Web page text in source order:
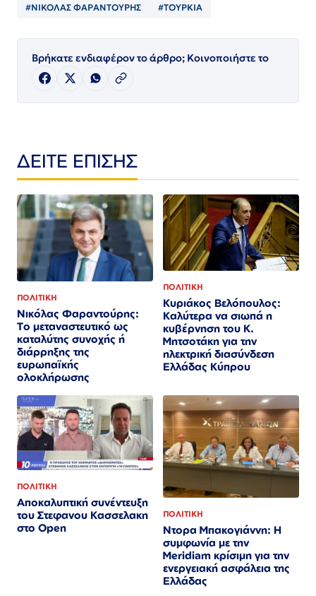
#ΝΙΚΟΛΑΣ ΦΑΡΑΝΤΟΥΡΗΣ #ΤΟΥΡΚΙΑ
Βρήκατε ενδιαφέρον το άρθρο; Κοινοποιήστε το
ΔΕΙΤΕ ΕΠΙΣΗΣ
ΠΟΛΙΤΙΚΗ
Νικόλας Φαραντούρης:
Το μεταναστευτικό ως
καταλύτης συνοχής ή
διάρρηξης της
ευρωπαϊκής
ολοκλήρωσης
ΠΟΛΙΤΙΚΗ
Κυριάκος Βελόπουλος:
Καλύτερα να σιωπά η
κυβέρνηση του Κ.
Μητσοτάκη για την
ηλεκτρική διασύνδεση
Ελλάδας Κύπρου
ΠΟΛΙΤΙΚΗ
Αποκαλυπτική συνέντευξη
του Στεφανου Κασσελακη
στο Open
ΠΟΛΙΤΙΚΗ
Ντορα Μπακογιάννη: Η
συμφωνία με την
Meridiam κρίσιμη για την
ενεργειακή ασφάλεια της
Ελλάδας